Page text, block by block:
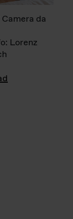
Camera da
Lorenz